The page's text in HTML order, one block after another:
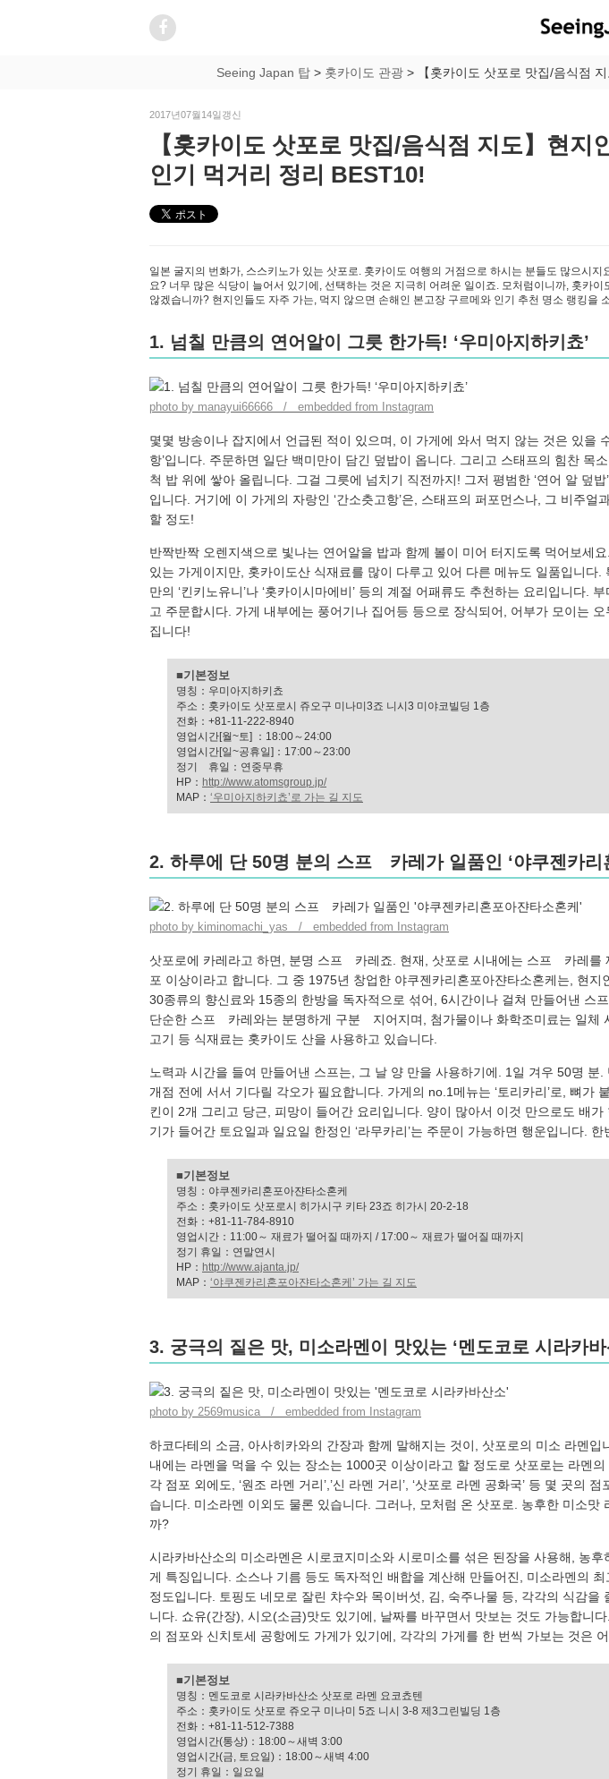
Seeing Japan 탑> 홋카이도 관광> 【홋카이도 삿포로 맛집/음식점
2017년07월14일갱신
【홋카이도 삿포로 맛집/음식점 지도】현지
인기 먹거리 정리 BEST10!
일본 굴지의 번화가, 스스키노가 있는 삿포로. 홋카이도 여행의 거점으로 하시는 분들도 많으시지
요? 너무 많은 식당이 늘어서 있기에, 선택하는 것은 지극히 어려운 일이죠. 모처럼이니까, 홋카이
않겠습니까? 현지인들도 자주 가는, 먹지 않으면 손해인 본고장 구르메와 인기 추천 명소 랭킹을
1. 넘칠 만큼의 연어알이 그릇 한가득! ‘우미아지하키쵸’
photo by manayui66666 / embedded from Instagram
몇몇 방송이나 잡지에서 언급된 적이 있으며, 이 가게에 와서 먹지 않는 것은 있을
항’입니다. 주문하면 일단 백미만이 담긴 덮밥이 옵니다. 그리고 스태프의 힘찬 목
척 밥 위에 쌓아 올립니다. 그걸 그릇에 넘치기 직전까지! 그저 평범한 ‘연어 알 덮밥
입니다. 거기에 이 가게의 자랑인 ‘간소츳고항’은, 스태프의 퍼포먼스나, 그 비주얼
할 정도!
반짝반짝 오렌지색으로 빛나는 연어알을 밥과 함께 볼이 미어 터지도록 먹어보세
있는 가게이지만, 홋카이도산 식재료를 많이 다루고 있어 다른 메뉴도 일품입니다.
만의 ‘킨키노유니’나 ‘홋카이시마에비’ 등의 계절 어패류도 추천하는 요리입니다.
고 주문합시다. 가게 내부에는 풍어기나 집어등 등으로 장식되어, 어부가 모이는
집니다!
■기본정보
명칭：우미아지하키쵸
주소：홋카이도 삿포로시 쥬오구 미나미3죠 니시3 미야코빌딩 1층
전화：+81-11-222-8940
영업시간[월~토] ：18:00～24:00
영업시간[일~공휴일]：17:00～23:00
정기 휴일：연중무휴
HP： http://www.atomsgroup.jp/
MAP： ‘우미아지하키쵸’로 가는 길 지도
2. 하루에 단 50명 분의 스프 카레가 일품인 ‘야쿠젠카리
photo by kiminomachi_yas / embedded from Instagram
삿포로에 카레라고 하면, 분명 스프 카레죠. 현재, 삿포로 시내에는 스프 카레를
포 이상이라고 합니다. 그 중 1975년 창업한 야쿠젠카리혼포아쟌타소혼케는, 현지
30종류의 향신료와 15종의 한방을 독자적으로 섞어, 6시간이나 걸쳐 만들어낸 스프
단순한 스프 카레와는 분명하게 구분 지어지며, 첨가물이나 화학조미료는 일체
고기 등 식재료는 홋카이도 산을 사용하고 있습니다.
노력과 시간을 들여 만들어낸 스프는, 그 날 양 만을 사용하기에. 1일 겨우 50명 분.
개점 전에 서서 기다릴 각오가 필요합니다. 가게의 no.1메뉴는 ‘토리카리’로, 뼈가
킨이 2개 그리고 당근, 피망이 들어간 요리입니다. 양이 많아서 이것 만으로도 배가
기가 들어간 토요일과 일요일 한정인 ‘라무카리’는 주문이 가능하면 행운입니다. 한
■기본정보
명칭：야쿠젠카리혼포아쟌타소혼케
주소：홋카이도 삿포로시 히가시구 키타 23죠 히가시 20-2-18
전화：+81-11-784-8910
영업시간：11:00～ 재료가 떨어질 때까지 / 17:00～ 재료가 떨어질 때까지
정기 휴일：연말연시
HP： http://www.ajanta.jp/
MAP： ‘야쿠젠카리혼포아쟌타소혼케’ 가는 길 지도
3. 궁극의 짙은 맛, 미소라멘이 맛있는 ‘멘도코로 시라카바
photo by 2569musica / embedded from Instagram
하코다테의 소금, 아사히카와의 간장과 함께 말해지는 것이, 삿포로의 미소 라멘입
내에는 라멘을 먹을 수 있는 장소는 1000곳 이상이라고 할 정도로 삿포로는 라멘의
각 점포 외에도, ‘원조 라멘 거리’,’신 라멘 거리’, ‘삿포로 라멘 공화국’ 등 몇 곳의
습니다. 미소라멘 이외도 물론 있습니다. 그러나, 모처럼 온 삿포로. 농후한 미소맛
까?
시라카바산소의 미소라멘은 시로코지미소와 시로미소를 섞은 된장을 사용해, 농후
게 특징입니다. 소스나 기름 등도 독자적인 배합을 계산해 만들어진, 미소라멘의
정도입니다. 토핑도 네모로 잘린 챠수와 목이버섯, 김, 숙주나물 등, 각각의 식감을
니다. 쇼유(간장), 시오(소금)맛도 있기에, 날짜를 바꾸면서 맛보는 것도 가능합니
의 점포와 신치토세 공항에도 가게가 있기에, 각각의 가게를 한 번씩 가보는 것은
■기본정보
명칭：멘도코로 시라카바산소 삿포로 라멘 요코쵸텐
주소：홋카이도 삿포로 쥬오구 미나미 5죠 니시 3-8 제3그린빌딩 1층
전화：+81-11-512-7388
영업시간(통상)：18:00～새벽 3:00
영업시간(금, 토요일)：18:00～새벽 4:00
정기 휴일：일요일